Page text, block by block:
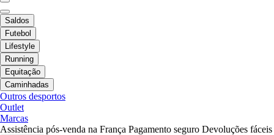
Saldos
Futebol
Lifestyle
Running
Equitação
Caminhadas
Outros desportos
Outlet
Marcas
Assistência pós-venda na França Pagamento seguro Devoluções fáceis